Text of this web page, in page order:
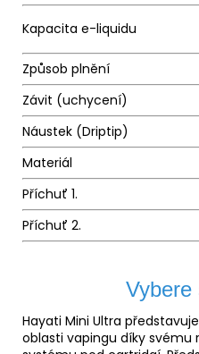
Kapacita e-liquidu
Způsob plnění
Závit (uchycení)
Náustek (Driptip)
Materiál
Příchuť 1.
Příchuť 2.
Vybere
Hayati Mini Ultra
oblasti vapingu díky